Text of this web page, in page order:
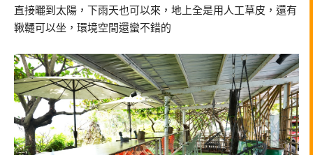
直接曬到太陽，下雨天也可以來，地上全是用人工草皮，還有
鞦韆可以坐，環境空間還蠻不錯的